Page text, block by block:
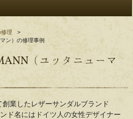
理
>
ン）の修理事例
（ユッタニューマ
業したレザーサンダルブランド
ド名にはドイツ人の女性デザイナー